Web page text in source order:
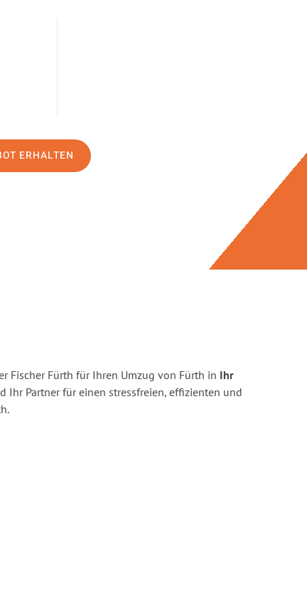
ERHALTEN
Fischer Fürth für Ihren Umzug von Fürth in Ihr
Ihr Partner für einen stressfreien, effizienten und